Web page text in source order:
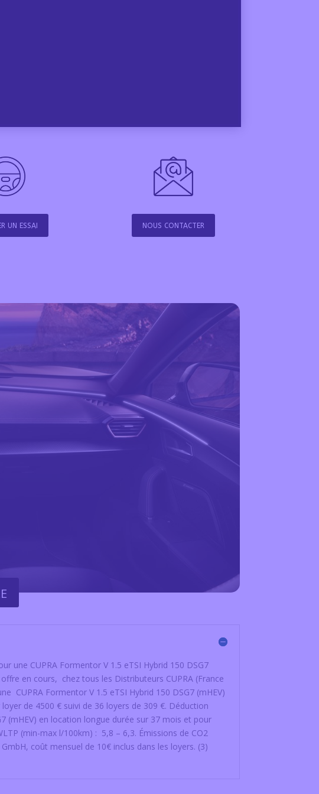
UN ESSAI NOUS CONTACTER
une CUPRA Formentor V 1.5 eTSI Hybrid 150 DSG7
en cours, chez tous les Distributeurs CUPRA (France
CUPRA Formentor V 1.5 eTSI Hybrid 150 DSG7 (mHEV)
de 4500 € suivi de 36 loyers de 309 €. Déduction
(mHEV) en location longue durée sur 37 mois et pour
(min-max l/100km) : 5,8 – 6,3. Émissions de CO2
coût mensuel de 10€ inclus dans les loyers. (3)